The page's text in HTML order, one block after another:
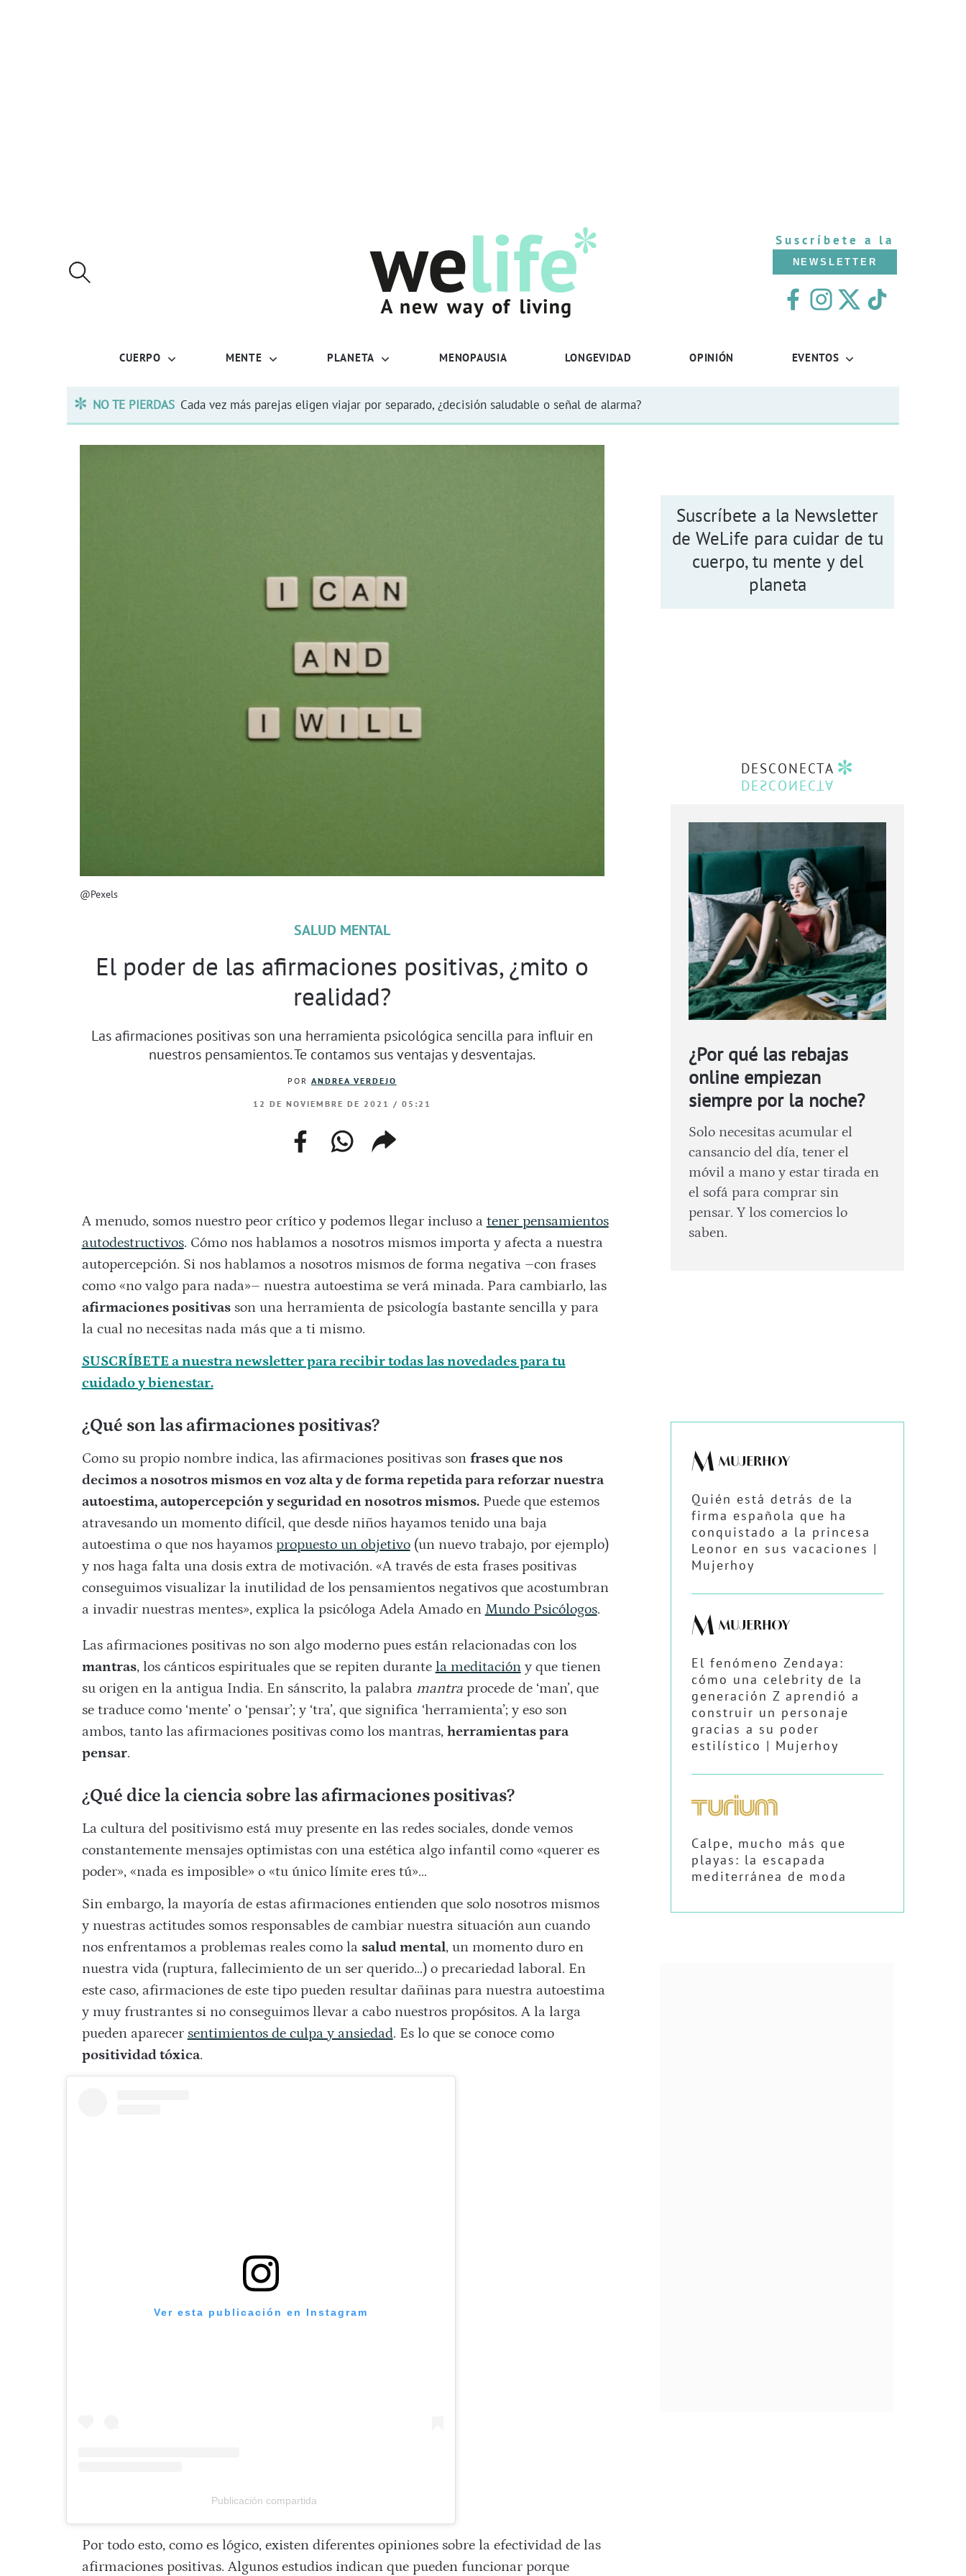
Suscríbete a la
NEWSLETTER
CUERPO MENTE PLANETA MENOPAUSIA LONGEVIDAD OPINIÓN EVENTOS
NO TE PIERDAS Cada vez más parejas eligen viajar por separado, ¿decisión saludable o señal de alarma?
@Pexels
SALUD MENTAL
El poder de las afirmaciones positivas, ¿mito o
realidad?
Las afirmaciones positivas son una herramienta psicológica sencilla para influir en
nuestros pensamientos. Te contamos sus ventajas y desventajas.
POR ANDREA VERDEJO
12 DE NOVIEMBRE DE 2021 / 05:21
facebookwhatsapp
web
copiar
enlace
A menudo, somos nuestro peor crítico y podemos llegar incluso a tener pensamientos
autodestructivos. Cómo nos hablamos a nosotros mismos importa y afecta a nuestra
autopercepción. Si nos hablamos a nosotros mismos de forma negativa –con frases
como «no valgo para nada»– nuestra autoestima se verá minada. Para cambiarlo, las
afirmaciones positivasson una herramienta de psicología bastante sencilla y para
la cual no necesitas nada más que a ti mismo.
SUSCRÍBETE a nuestra newsletter para recibir todas las novedades para tu
cuidado y bienestar.
¿Qué son las afirmaciones positivas?
Como su propio nombre indica, las afirmaciones positivas son frases que nos
decimos a nosotros mismos en voz alta y de forma repetida para reforzar nuestra
autoestima, autopercepción y seguridad en nosotros mismos.Puede que estemos
atravesando un momento difícil, que desde niños hayamos tenido una baja
autoestima o que nos hayamos propuesto un objetivo(un nuevo trabajo, por ejemplo)
y nos haga falta una dosis extra de motivación. «A través de esta frases positivas
conseguimos visualizar la inutilidad de los pensamientos negativos que acostumbran
a invadir nuestras mentes», explica la psicóloga Adela Amado en Mundo Psicólogos.
Las afirmaciones positivas no son algo moderno pues están relacionadas con los
mantras, los cánticos espirituales que se repiten durante la meditacióny que tienen
su origen en la antigua India. En sánscrito, la palabra mantraprocede de ‘man’, que
se traduce como ‘mente’ o ‘pensar’; y ‘tra’, que significa ‘herramienta’; y eso son
ambos, tanto las afirmaciones positivas como los mantras, herramientas para
pensar.
¿Qué dice la ciencia sobre las afirmaciones positivas?
La cultura del positivismo está muy presente en las redes sociales, donde vemos
constantemente mensajes optimistas con una estética algo infantil como «querer es
poder», «nada es imposible» o «tu único límite eres tú»…
Sin embargo, la mayoría de estas afirmaciones entienden que solo nosotros mismos
y nuestras actitudes somos responsables de cambiar nuestra situación aun cuando
nos enfrentamos a problemas reales como la salud mental, un momento duro en
nuestra vida (ruptura, fallecimiento de un ser querido…) o precariedad laboral. En
este caso, afirmaciones de este tipo pueden resultar dañinas para nuestra autoestima
y muy frustrantes si no conseguimos llevar a cabo nuestros propósitos. A la larga
pueden aparecer sentimientos de culpa y ansiedad. Es lo que se conoce como
positividad tóxica.
Ver esta publicación en Instagram
Publicación compartida
Por todo esto, como es lógico, existen diferentes opiniones sobre la efectividad de las
afirmaciones positivas. Algunos estudios indican que pueden funcionar porque
Suscríbete a la Newsletter
de WeLife para cuidar de tu
cuerpo, tu mente y del
planeta
DESCONECTA
¿Por qué las rebajas
online empiezan
siempre por la noche?
Solo necesitas acumular el
cansancio del día, tener el
móvil a mano y estar tirada en
el sofá para comprar sin
pensar. Y los comercios lo
saben.
Quién está detrás de la
firma española que ha
conquistado a la princesa
Leonor en sus vacaciones |
Mujerhoy
El fenómeno Zendaya:
cómo una celebrity de la
generación Z aprendió a
construir un personaje
gracias a su poder
estilístico | Mujerhoy
Calpe, mucho más que
playas: la escapada
mediterránea de moda